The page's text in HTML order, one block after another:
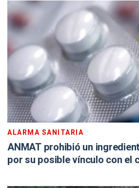
ALARMA SANITARIA
ANMAT prohibió un
por su posible vínculo con el